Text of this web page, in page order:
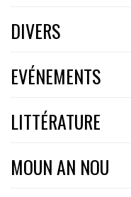
DIVERS
EVÉNEMENTS
LITTÉRATURE
MOUN AN NOU